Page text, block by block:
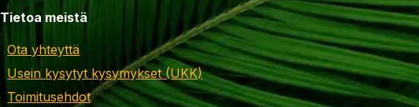
Tietoa meistä
Ota yhteyttä
Usein kysytyt kysymykset (UKK)
Toimitusehdot